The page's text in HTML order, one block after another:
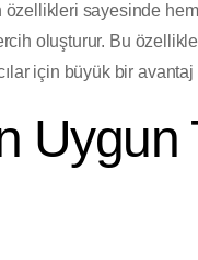
özellikleri sayesinde
oluşturur. Bu
için büyük bir avantaj
Uygun